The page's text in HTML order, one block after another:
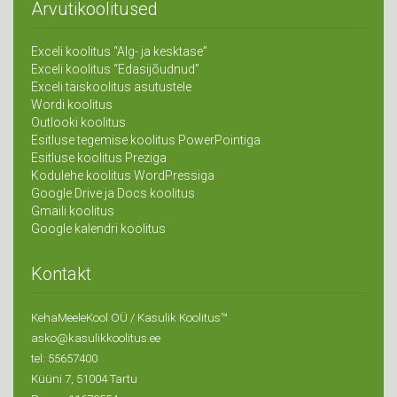
Arvutikoolitused
Exceli koolitus “Alg- ja kesktase”
Exceli koolitus “Edasijõudnud”
Exceli täiskoolitus asutustele
Wordi koolitus
Outlooki koolitus
Esitluse tegemise koolitus PowerPointiga
Esitluse koolitus Preziga
Kodulehe koolitus WordPressiga
Google Drive ja Docs koolitus
Gmaili koolitus
Google kalendri koolitus
Kontakt
KehaMeeleKool OÜ / Kasulik Koolitus™
asko@kasulikkoolitus.ee
tel: 55657400
Küüni 7, 51004 Tartu